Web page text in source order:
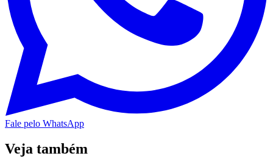
Fale pelo WhatsApp
Veja também